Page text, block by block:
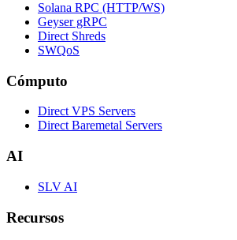
Solana RPC (HTTP/WS)
Geyser gRPC
Direct Shreds
SWQoS
Cómputo
Direct VPS Servers
Direct Baremetal Servers
AI
SLV AI
Recursos